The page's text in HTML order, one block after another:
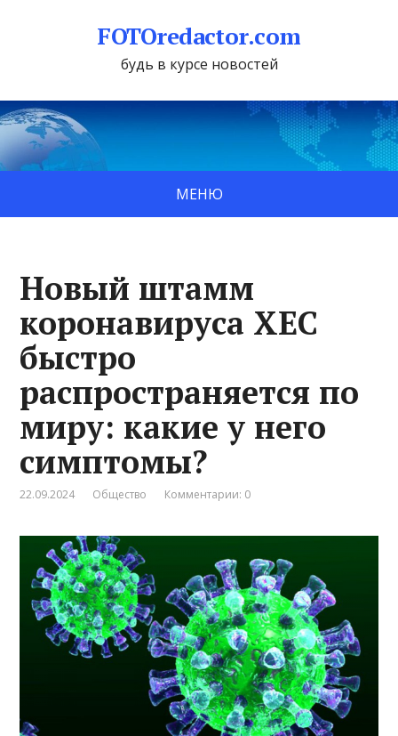
FOTOredactor.com
будь в курсе новостей
МЕНЮ
Новый штамм
коронавируса XEC
быстро
распространяется по
миру: какие у него
симптомы?
22.09.2024 Общество Комментарии: 0